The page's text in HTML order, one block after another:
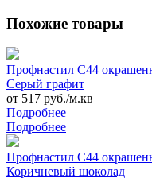
Похожие товары
Профнастил С44
Серый графит
от 517 руб./м.кв
Подробнее
Подробнее
Профнастил С44
Коричневый шоколад